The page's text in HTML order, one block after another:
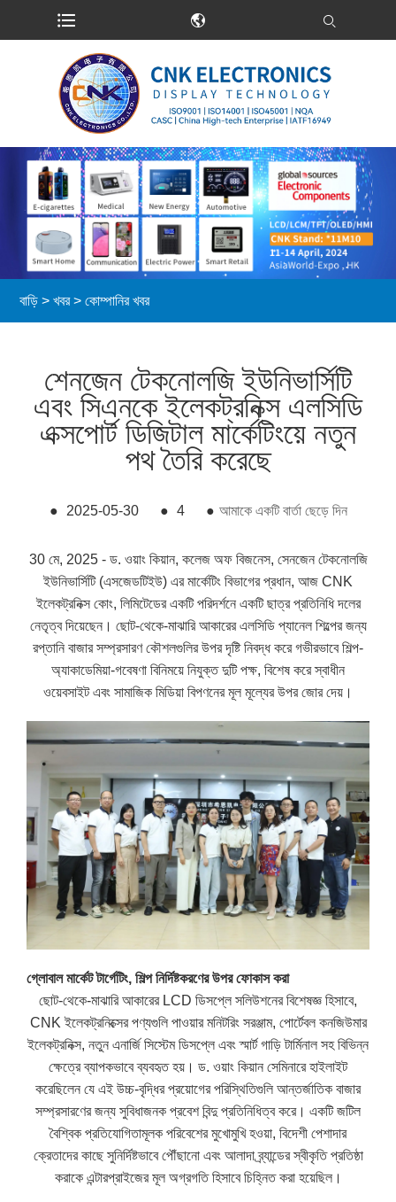
বাড়ি > খবর>কোম্পানির খবর
শেনজেন টেকনোলজি ইউনিভার্সিটি
এবং সিএনকে ইলেকট্রনিক্স এলসিডি
এক্সপোর্ট ডিজিটাল মার্কেটিংয়ে নতুন
পথ তৈরি করেছে
● 2025-05-30 ● 4 ● আমাকে একটি বার্তা ছেড়ে দিন
30 মে, 2025 - ড. ওয়াং কিয়ান, কলেজ অফ বিজনেস, সেনজেন টেকনোলজি
ইউনিভার্সিটি (এসজেডটিইউ) এর মার্কেটিং বিভাগের প্রধান, আজ CNK
ইলেকট্রনিক্স কোং, লিমিটেডের একটি পরিদর্শনে একটি ছাত্র প্রতিনিধি দলের
নেতৃত্ব দিয়েছেন। ছোট-থেকে-মাঝারি আকারের এলসিডি প্যানেল শিল্পের জন্য
রপ্তানি বাজার সম্প্রসারণ কৌশলগুলির উপর দৃষ্টি নিবদ্ধ করে গভীরভাবে শিল্প-
অ্যাকাডেমিয়া-গবেষণা বিনিময়ে নিযুক্ত দুটি পক্ষ, বিশেষ করে স্বাধীন
ওয়েবসাইট এবং সামাজিক মিডিয়া বিপণনের মূল মূল্যের উপর জোর দেয়।
গ্লোবাল মার্কেট টার্গেটিং, শিল্প নির্দিষ্টকরণের উপর ফোকাস করা
ছোট-থেকে-মাঝারি আকারের LCD ডিসপ্লে সলিউশনের বিশেষজ্ঞ হিসাবে,
CNK ইলেকট্রনিক্সের পণ্যগুলি পাওয়ার মনিটরিং সরঞ্জাম, পোর্টেবল কনজিউমার
ইলেকট্রনিক্স, নতুন এনার্জি সিস্টেম ডিসপ্লে এবং স্মার্ট গাড়ি টার্মিনাল সহ বিভিন্ন
ক্ষেত্রে ব্যাপকভাবে ব্যবহৃত হয়। ড. ওয়াং কিয়ান সেমিনারে হাইলাইট
করেছিলেন যে এই উচ্চ-বৃদ্ধির প্রয়োগের পরিস্থিতিগুলি আন্তর্জাতিক বাজার
সম্প্রসারণের জন্য সুবিধাজনক প্রবেশ বিন্দু প্রতিনিধিত্ব করে। একটি জটিল
বৈশ্বিক প্রতিযোগিতামূলক পরিবেশের মুখোমুখি হওয়া, বিদেশী পেশাদার
ক্রেতাদের কাছে সুনির্দিষ্টভাবে পৌঁছানো এবং আলাদা ব্র্যান্ডের স্বীকৃতি প্রতিষ্ঠা
করাকে এন্টারপ্রাইজের মূল অগ্রগতি হিসাবে চিহ্নিত করা হয়েছিল।